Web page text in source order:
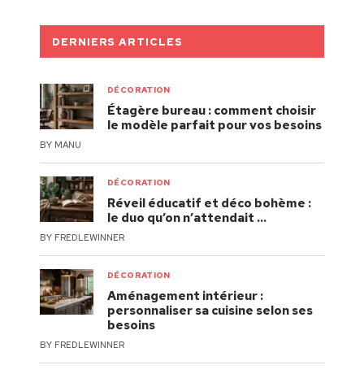
DERNIERS ARTICLES
DÉCORATION
Étagère bureau : comment choisir
le modèle parfait pour vos besoins
BY MANU
DÉCORATION
Réveil éducatif et déco bohème :
le duo qu’on n’attendait …
BY FREDLEWINNER
DÉCORATION
Aménagement intérieur :
personnaliser sa cuisine selon ses
besoins
BY FREDLEWINNER